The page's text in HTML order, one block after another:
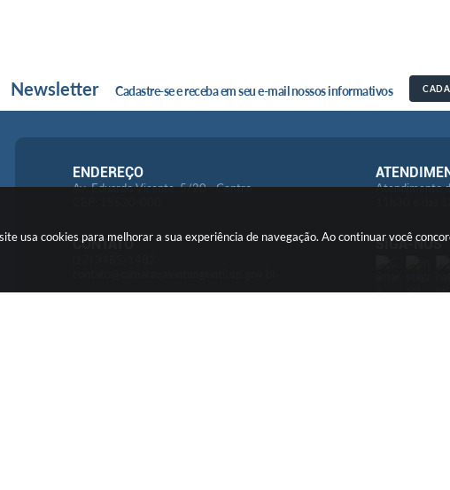
usa cookies para melhorar a sua experiência de navegação. Ao continuar você
Newsletter Cadastre-se e receba em seu e-mail nossos informativos
ENDEREÇO
Av: Eduardo Vicente, 5/20 - Centro
Atendimento
CONTATO SIGA-NOS